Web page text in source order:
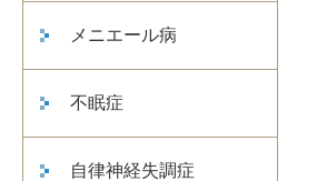
メニエール病
不眠症
自律神経失調症